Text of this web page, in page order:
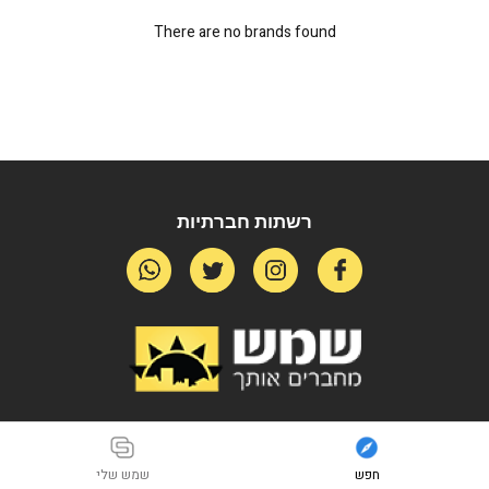
There are no brands found
רשתות חברתיות
חפש שמש שלי